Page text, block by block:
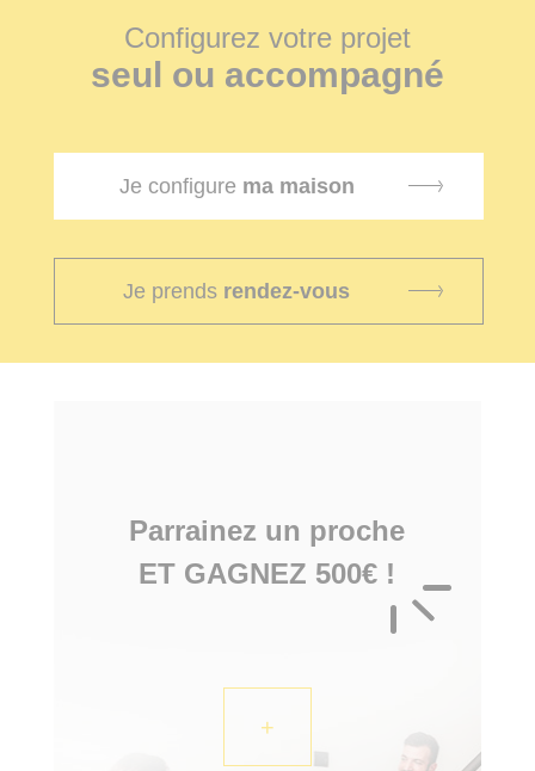
Configurez votre projet
seul ou accompagné
Je configure ma maison
Je prends rendez-vous
Parrainez un proche
ET GAGNEZ 500€ !
+